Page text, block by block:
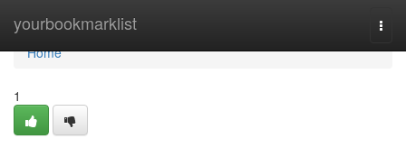
yourbookmarklist
Home
Home
1